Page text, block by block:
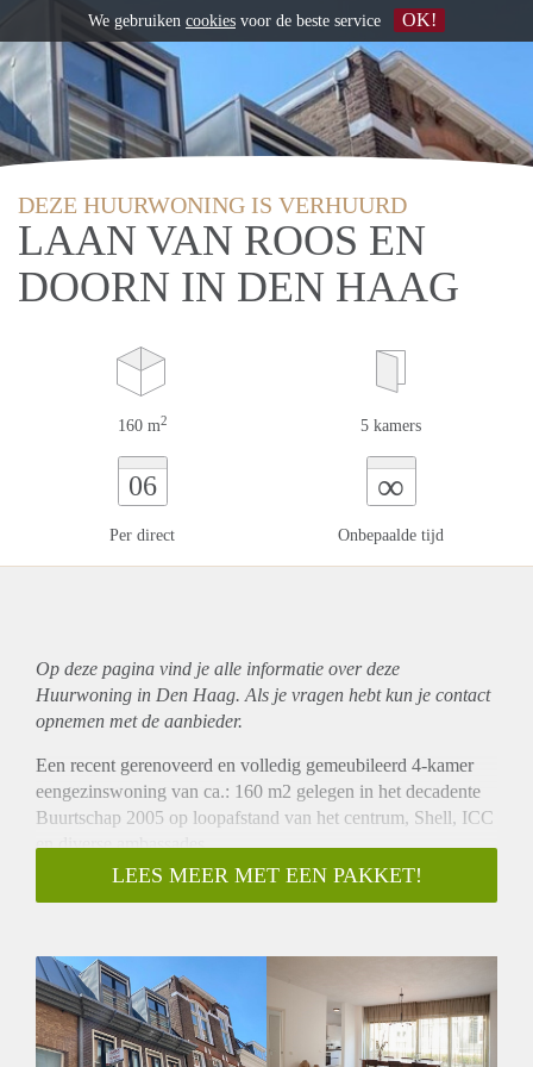
DEZE HUURWONING IS VERHUURD
LAAN VAN ROOS EN
DOORN IN DEN HAAG
160 m2 5 kamers
06
Per direct
∞
Onbepaalde tijd
Op deze pagina vind je alle informatie over deze
Huurwoning in Den Haag. Als je vragen hebt kun je contact
opnemen met de aanbieder.
Een recent gerenoveerd en volledig gemeubileerd 4-kamer
eengezinswoning van ca.: 160 m2 gelegen in het decadente
Buurtschap 2005 op loopafstand van het centrum, Shell, ICC
en diverse ambassades.
Indeling: entree op begane grond, hal met toegang tot privé
garage van ca.: 5 x 5.8 met wasmachine en droger. Toegang
ruime slaapkamer aan de achterzijde van ca.: 5 x 8 met
toegang tot achtergelegen zonnige tuin van ca.: 21 m2. Deze
kamer is prima te geschikt voor inwonende hulp of au pair.
Via de entree hal, trap naar 1e etage, gang met nieuw
LEES MEER MET EEN PAKKET!
We gebruiken cookies voor de beste service OK!